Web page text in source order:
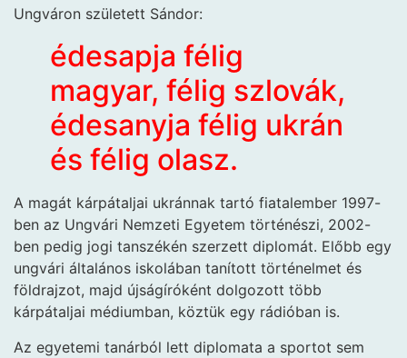
Ungváron született Sándor:
édesapja félig
magyar, félig szlovák,
édesanyja félig ukrán
és félig olasz.
A magát kárpátaljai ukránnak tartó fiatalember 1997-
ben az Ungvári Nemzeti Egyetem történészi, 2002-
ben pedig jogi tanszékén szerzett diplomát. Előbb egy
ungvári általános iskolában tanított történelmet és
földrajzot, majd újságíróként dolgozott több
kárpátaljai médiumban, köztük egy rádióban is.
Az egyetemi tanárból lett diplomata a sportot sem